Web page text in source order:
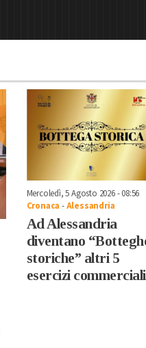
Mercoledì, 5 Agosto 2026 - 08:56
Cronaca -Alessandria
Ad Alessandria
diventano
storiche” altri 5
esercizi commerciali